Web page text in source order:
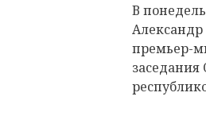
В
премьер-